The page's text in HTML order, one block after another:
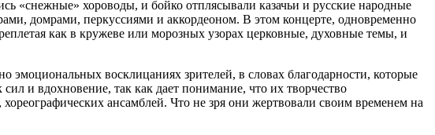
«снежные» хороводы, и бойко отплясывали казачьи и русские народные
домрами, перкуссиями и аккордеоном. В этом концерте, одновременно
как в кружеве или морозных узорах церковные, духовные темы, и
восклицаниях зрителей, в словах благодарности, которые
и вдохновение, так как дает понимание, что их творчество
ансамблей. Что не зря они жертвовали своим временем на